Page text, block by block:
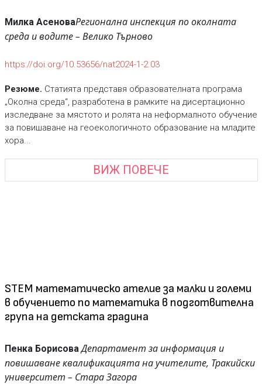
Милка АсеноваРегионална инспекция по околната
среда и водите – Велико Търново
https://doi.org/10.53656/nat2024-1-2.03
Резюме. Статията представя образователната програма
„Околна среда“, разработена в рамките на дисертационно
изследване за мястото и ролята на неформалното обучение
за повишаване на геоекологичното образование на младите
хора...
ВИЖ ПОВЕЧЕ
STEM математическо ателие за малки и големи
в обучението по математика в подготвителна
група на детската градина
Пенка БорисоваДепартамент за информация и
повишаване квалификацията на учителите, Тракийски
университет – Стара Загора